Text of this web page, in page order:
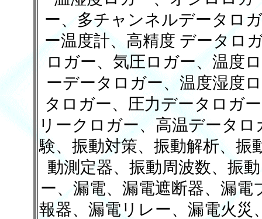
ー、多チャンネルデータロ
ー温度計、高精度 データロ
ロガー、気圧ロガー、温度
ーデータロガー、温度湿度
タロガー、圧力データロガ
リークロガー、高温データ
験、振動対策、振動解析、振
動測定器、振動周波数、振
ー、漏電、漏電遮断器、漏
報器、漏電リレー、漏電火災